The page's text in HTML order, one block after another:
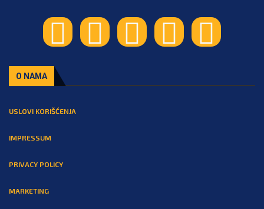
O NAMA
USLOVI KORIŠĆENJA
IMPRESSUM
PRIVACY POLICY
MARKETING